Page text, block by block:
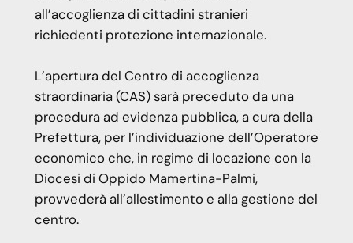
all’accoglienza di cittadini stranieri
richiedenti protezione internazionale.
L’apertura del Centro di accoglienza
straordinaria (CAS) sarà preceduto da una
procedura ad evidenza pubblica, a cura della
Prefettura, per l’individuazione dell’Operatore
economico che, in regime di locazione con la
Diocesi di Oppido Mamertina-Palmi,
provvederà all’allestimento e alla gestione del
centro.